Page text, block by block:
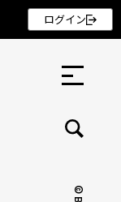
ログイン